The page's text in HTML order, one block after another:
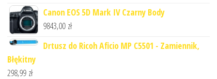
Canon EOS 5D Mark IV Czarny Body
9843,00 zł
Drtusz do Ricoh Aficio MP C5501 - Zamiennik,
Błękitny
298,99 zł